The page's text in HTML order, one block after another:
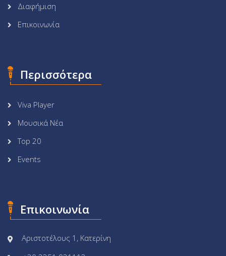
Διαφήμιση
Επικοινωνία
Περισσότερα
Viva Player
Μουσικά Νέα
Top 20
Events
Επικοινωνία
Αριστοτέλους 1, Κατερίνη